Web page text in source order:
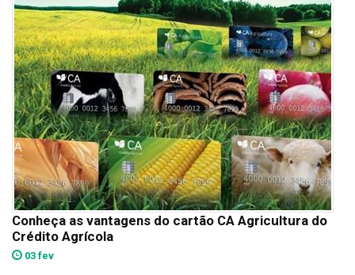
Conheça as vantagens do cartão CA Agricultura do
Crédito Agrícola
03 fev